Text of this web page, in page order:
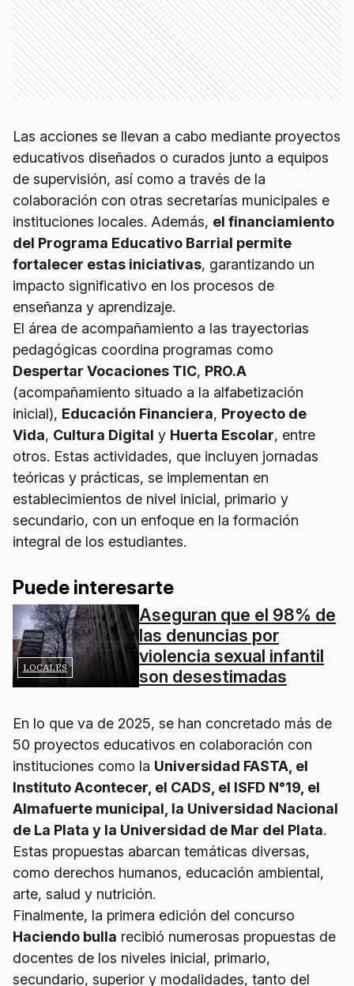
Las acciones se llevan a cabo mediante proyectos
educativos diseñados o curados junto a equipos
de supervisión, así como a través de la
colaboración con otras secretarías municipales e
instituciones locales. Además, el financiamiento
del Programa Educativo Barrial permite
fortalecer estas iniciativas, garantizando un
impacto significativo en los procesos de
enseñanza y aprendizaje.
El área de acompañamiento a las trayectorias
pedagógicas coordina programas como
Despertar Vocaciones TIC, PRO.A
(acompañamiento situado a la alfabetización
inicial), Educación Financiera, Proyecto de
Vida, Cultura Digital y Huerta Escolar, entre
otros. Estas actividades, que incluyen jornadas
teóricas y prácticas, se implementan en
establecimientos de nivel inicial, primario y
secundario, con un enfoque en la formación
integral de los estudiantes.
Puede interesarte
LOCALES
Aseguran que el 98% de
las denuncias por
violencia sexual infantil
son desestimadas
En lo que va de 2025, se han concretado más de
50 proyectos educativos en colaboración con
instituciones como la Universidad FASTA, el
Instituto Acontecer, el CADS, el ISFD N°19, el
Almafuerte municipal, la Universidad Nacional
de La Plata y la Universidad de Mar del Plata.
Estas propuestas abarcan temáticas diversas,
como derechos humanos, educación ambiental,
arte, salud y nutrición.
Finalmente, la primera edición del concurso
Haciendo bulla recibió numerosas propuestas de
docentes de los niveles inicial, primario,
secundario, superior y modalidades, tanto del